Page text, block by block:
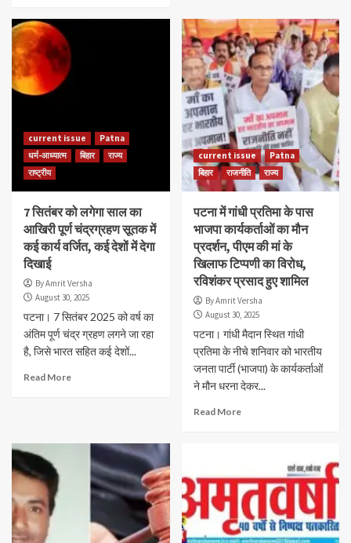
current issue
Patna
धर्म-आध्यात्म
बिहार
राज्य
राष्ट्रीय
7 सितंबर को लगेगा साल का
आखिरी पूर्ण चंद्रग्रहण सूतक में
कई कार्य वर्जित, कई देशों में देगा
दिखाई
By Amrit Versha
August 30, 2025
पटना। 7 सितंबर 2025 को वर्ष का
अंतिम पूर्ण चंद्र ग्रहण लगने जा रहा
है, जिसे भारत सहित कई देशों...
Read More
current issue
Patna
बिहार
राजनीति राज्य
पटना में गांधी प्रतिमा के पास
भाजपा कार्यकर्ताओं का मौन
प्रदर्शन, पीएम की मां के
खिलाफ टिप्पणी का विरोध,
रविशंकर प्रसाद हुए शामिल
By Amrit Versha
August 30, 2025
पटना। गांधी मैदान स्थित गांधी
प्रतिमा के नीचे शनिवार को भारतीय
जनता पार्टी (भाजपा) के कार्यकर्ताओं
ने मौन धरना देकर...
Read More